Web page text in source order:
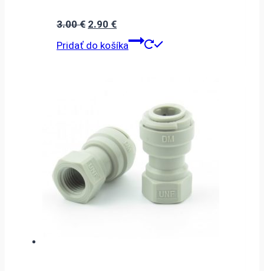
3.00€ Pôvodná
cena
2.90 €Aktuálna
cena
Pridať do košíka